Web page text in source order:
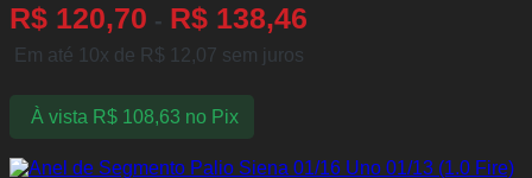
R$ 120,70 - R$ 138,46
Em até 10x de R$ 12,07 sem juros
À vista R$108,63 no Pix